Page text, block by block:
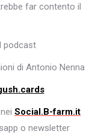
far contento il
podcast
di Antonio Nenna
nei Social.B-farm.it
o newsletter